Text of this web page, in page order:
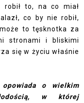
robił to, na co miał
co by nie robił,
to tęsknotka za
stronami i bliskimi
się w życiu właśnie
o wielkim
w której